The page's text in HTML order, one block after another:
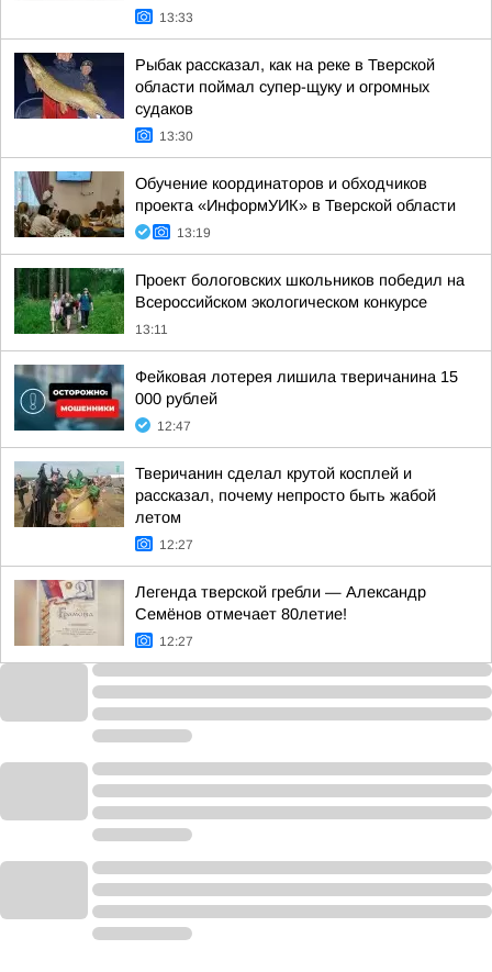
13:33
Рыбак рассказал, как на реке в Тверской
области поймал супер-щуку и огромных
судаков
13:30
Обучение координаторов и обходчиков
проекта «ИнформУИК» в Тверской области
13:19
Проект бологовских школьников победил на
Всероссийском экологическом конкурсе
13:11
Фейковая лотерея лишила тверичанина 15
000 рублей
12:47
Тверичанин сделал крутой косплей и
рассказал, почему непросто быть жабой
летом
12:27
Легенда тверской гребли — Александр
Семёнов отмечает 80летие!
12:27